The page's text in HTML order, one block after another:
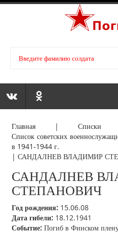
Главная |Списки
Список советских
в 1941-1944 г.
|САНДАЛНЕВ ВЛАДИМИР
САНДАЛНЕВ
СТЕПАНОВИЧ
Год рождения: 15.06.08
Дата гибели: 18.12.1941
Событие: Погиб в Финском